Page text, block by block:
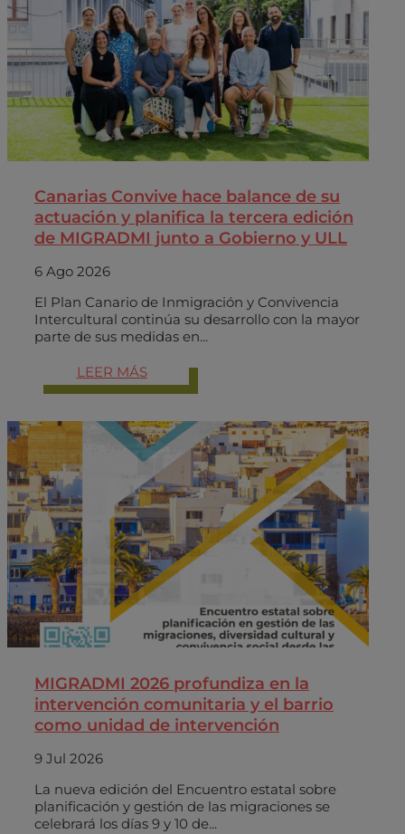
Canarias Convive hace balance de su
actuación y planifica la tercera edición
de MIGRADMI junto a Gobierno y ULL
6 Ago 2026
El Plan Canario de Inmigración y Convivencia
Intercultural continúa su desarrollo con la mayor
parte de sus medidas en...
LEER MÁS
MIGRADMI 2026 profundiza en la
intervención comunitaria y el barrio
como unidad de intervención
9 Jul 2026
La nueva edición del Encuentro estatal sobre
planificación y gestión de las migraciones se
celebrará los días 9 y 10 de...